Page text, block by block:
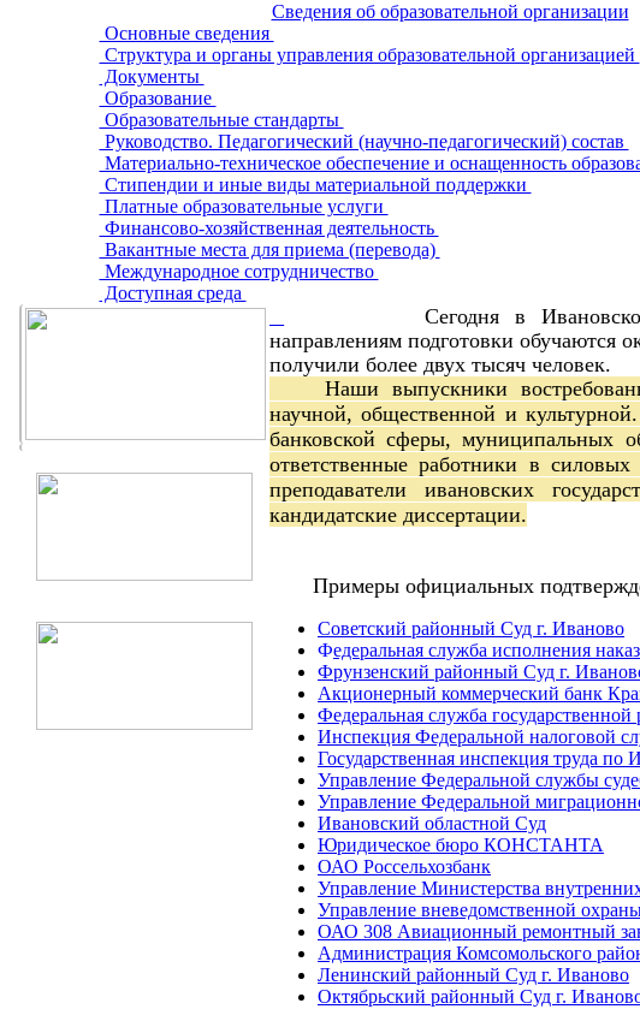
Сведения об образовательной организации
Основные сведения
Структура и органы управления образовательной организацией
Документы
Образование
Образовательные стандарты
Руководство. Педагогический (научно-педагогический) состав
Материально-техническое обеспечение и оснащенность
Стипендии и иные виды материальной поддержки
Платные образовательные услуги
Финансово-хозяйственная деятельность
Вакантные места для приема (перевода)
Международное сотрудничество
Доступная среда
Сегодня в
направлениям подготовки обучаются
получили более двух тысяч человек.
Наши выпускники
научной, общественной и
банковской сферы, муниципальных
ответственные работники в
преподаватели ивановских
кандидатские диссертации.
Примеры официальных
Советский районный Суд г. Иваново
Федеральная служба исполнения
Фрунзенский районный Суд г.
Акционерный коммерческий банк
Федеральная служба
Инспекция Федеральной налоговой
Государственная инспекция труда по
Управление Федеральной службы
Управление Федеральной
Ивановский областной Суд
Юридическое бюро КОНСТАНТА
ОАО Россельхозбанк
Управление Министерства
Управление вневедомственной
ОАО 308 Авиационный ремонтный
Администрация Комсомольского
Ленинский районный Суд г. Иваново
Октябрьский районный Суд г.